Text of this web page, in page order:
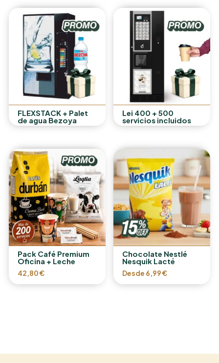
FLEXSTACK + Palet
de agua Bezoya
Lei 400 + 500
servicios incluidos
Pack Café Premium
Oficina + Leche
42,80€
Chocolate Nestlé
Nesquik Lacté
Desde 6,99€